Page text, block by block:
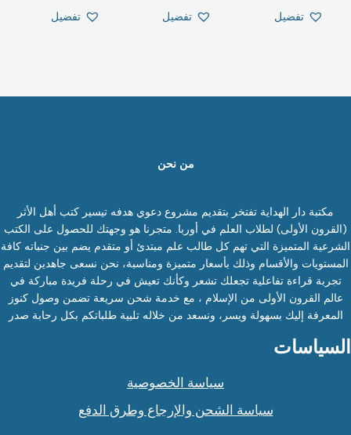
تفضيل تفضيل تفضيل
من نحن
مكتبة دار الهداية تفتخر بتقديم مشروع دعوي هدفه تيسير كتب أهل الأثر
(القرون الأولى) لطلاب العلم في أوربا. متجرنا هو وجهتك للحصول على الكتب
الشرعية المتميزة التي تهم كل طالب علم مبتدئ أو متقدم يضم بين جنباته كافة
المستويات والأقسام وذلك بأسعار متميزة ومناسبة، نحن نسعى جاهدين لتقديم
تجربة قراءة تفاعلية تجعلك تشعر وكأنك تعيش في رحلة فريدة مباركة في
عالم القرون الأولى من الإسلام ، مع خدمة شحن سريعة تضمن وصول كنوز
المعرفة إليك بسهولة ويسر، ونسعد من خلاله تلبية طلباتكم بكل رحابة صدر
السياسات
سياسة الخصوصية
سياسة الشحن والإرجاع وطرق الدفع